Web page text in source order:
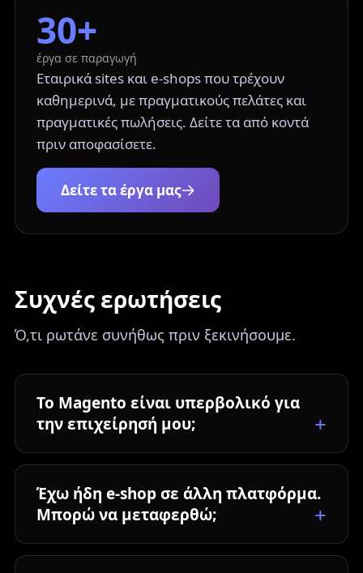
30+
έργα σε παραγωγή
Εταιρικά sites και e-shops που τρέχουν
καθημερινά, με πραγματικούς πελάτες και
πραγματικές πωλήσεις. Δείτε τα από κοντά
πριν αποφασίσετε.
Δείτε τα έργα μας
Συχνές ερωτήσεις
Ό,τι ρωτάνε συνήθως πριν ξεκινήσουμε.
Το Magento είναι υπερβολικό για
την επιχείρησή μου;
Έχω ήδη e-shop σε άλλη πλατφόρμα.
Μπορώ να μεταφερθώ;